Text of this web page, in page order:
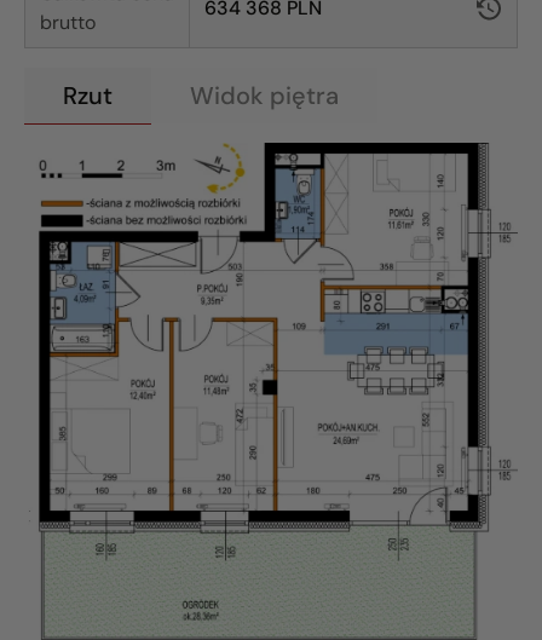
brutto
634 368 PLN
Rzut Widok piętra